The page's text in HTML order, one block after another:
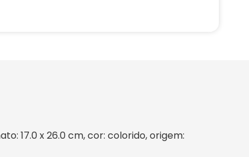
17.0 x 26.0 cm, cor: colorido, origem: